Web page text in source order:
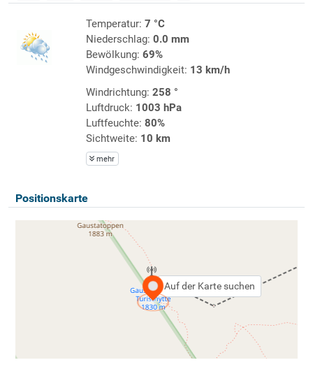
Temperatur: 7 °C
Niederschlag: 0.0 mm
Bewölkung: 69%
Windgeschwindigkeit: 13 km/h
Windrichtung: 258 °
Luftdruck: 1003 hPa
Luftfeuchte: 80%
Sichtweite: 10 km
mehr
Positionskarte
Auf der Karte suchen